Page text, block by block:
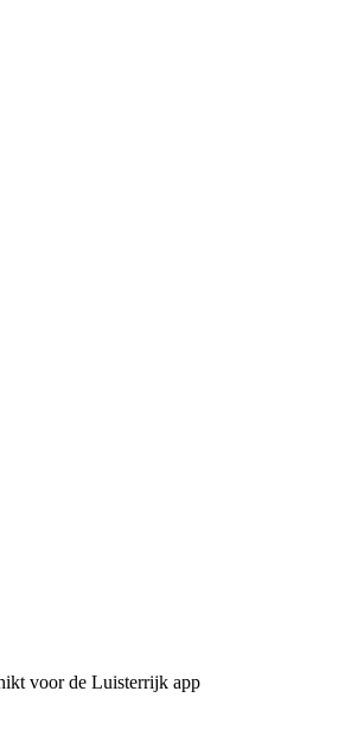
voor de Luisterrijk app